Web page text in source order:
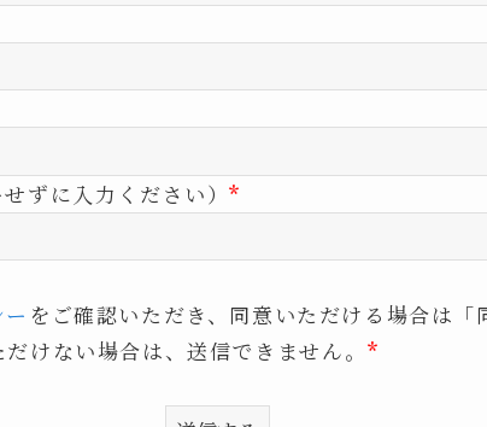
ずに入力ください）*
をご確認いただき、同意いただける場合は「
けない場合は、送信できません。*